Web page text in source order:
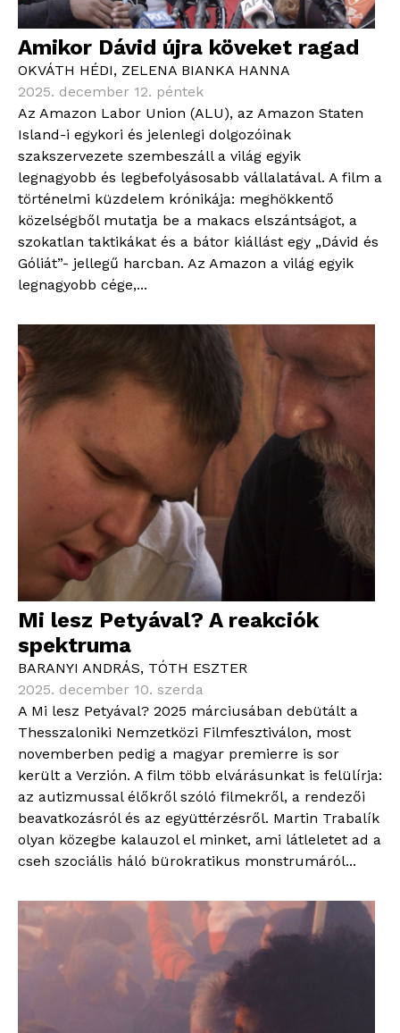
Amikor Dávid újra köveket ragad
OKVÁTH HÉDI, ZELENA BIANKA HANNA
2025. december 12. péntek
Az Amazon Labor Union (ALU), az Amazon Staten
Island-i egykori és jelenlegi dolgozóinak
szakszervezete szembeszáll a világ egyik
legnagyobb és legbefolyásosabb vállalatával. A film a
történelmi küzdelem krónikája: meghökkentő
közelségből mutatja be a makacs elszántságot, a
szokatlan taktikákat és a bátor kiállást egy „Dávid és
Góliát”- jellegű harcban. Az Amazon a világ egyik
legnagyobb cége,...
Mi lesz Petyával? A reakciók
spektruma
BARANYI ANDRÁS, TÓTH ESZTER
2025. december 10. szerda
A Mi lesz Petyával? 2025 márciusában debütált a
Thesszaloniki Nemzetközi Filmfesztiválon, most
novemberben pedig a magyar premierre is sor
került a Verzión. A film több elvárásunkat is felülírja:
az autizmussal élőkről szóló filmekről, a rendezői
beavatkozásról és az együttérzésről. Martin Trabalík
olyan közegbe kalauzol el minket, ami látleletet ad a
cseh szociális háló bürokratikus monstrumáról...